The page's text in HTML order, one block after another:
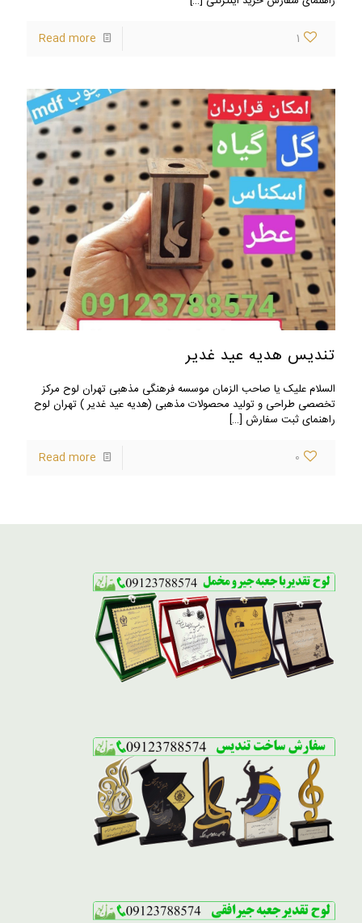
1
Read more
تندیس هدیه عید غدیر
السلام علیک یا صاحب الزمان موسسه فرهنگی مذهبی تهران لوح مرکز
تخصصی طراحی و تولید محصولات مذهبی (هدیه عید غدیر ) تهران لوح
راهنمای ثبت سفارش […]
0
Read more